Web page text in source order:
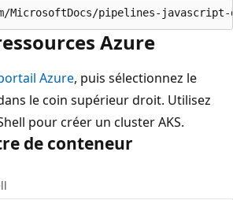
Azure
Azure, puis sélectionnez le
le coin supérieur droit. Utilisez
pour créer un cluster AKS.
de conteneur